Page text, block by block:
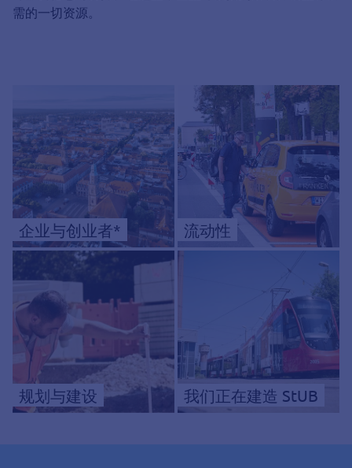
需的一切资源。
企业与创业者* 流动性
规划与建设 我们正在建造 StUB